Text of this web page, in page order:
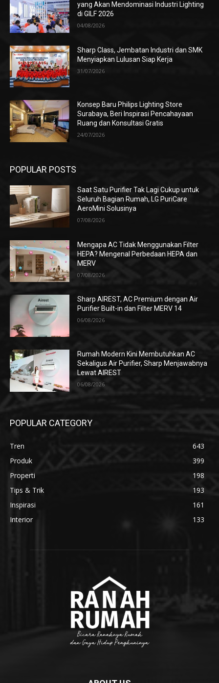
yang Akan Mendominasi Industri Lighting
di GILF 2026
04/08/2026
Sharp Class, Jembatan Industri dan SMK
Menyiapkan Lulusan Siap Kerja
31/07/2026
Konsep Baru Philips Lighting Store
Surabaya, Beri Inspirasi Pencahayaan
Ruang dan Konsultasi Gratis
24/07/2026
POPULAR POSTS
Saat Satu Purifier Tak Lagi Cukup untuk
Seluruh Bagian Rumah, LG PuriCare
AeroMini Solusinya
07/08/2026
Mengapa AC Tidak Menggunakan Filter
HEPA? Mengenal Perbedaan HEPA dan
MERV
07/08/2026
Sharp AIREST, AC Premium dengan Air
Purifier Built-in dan Filter MERV 14
06/08/2026
Rumah Modern Kini Membutuhkan AC
Sekaligus Air Purifier, Sharp Menjawabnya
Lewat AIREST
06/08/2026
POPULAR CATEGORY
Tren
643
Produk
399
Properti
198
Tips & Trik
193
Inspirasi
161
Interior
133